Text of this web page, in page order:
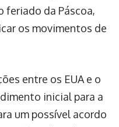
feriado da Páscoa,
os movimentos de
entre os EUA e o
inicial para a
um possível acordo